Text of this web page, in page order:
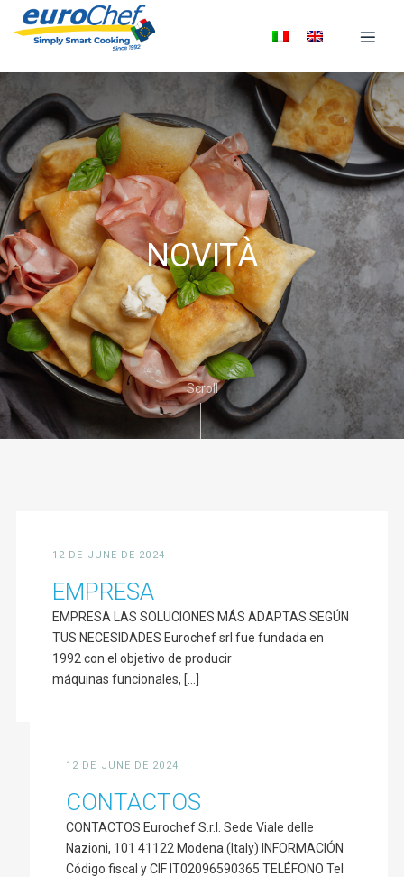
NOVITÀ
Scroll
12 DE JUNE DE 2024
EMPRESA
EMPRESA LAS SOLUCIONES MÁS ADAPTAS SEGÚN
TUS NECESIDADES Eurochef srl fue fundada en
1992 con el objetivo de producir
máquinas funcionales, [...]
12 DE JUNE DE 2024
CONTACTOS
CONTACTOS Eurochef S.r.l. Sede Viale delle
Nazioni, 101 41122 Modena (Italy) INFORMACIÓN
Código fiscal y CIF IT02096590365 TELÉFONO Tel